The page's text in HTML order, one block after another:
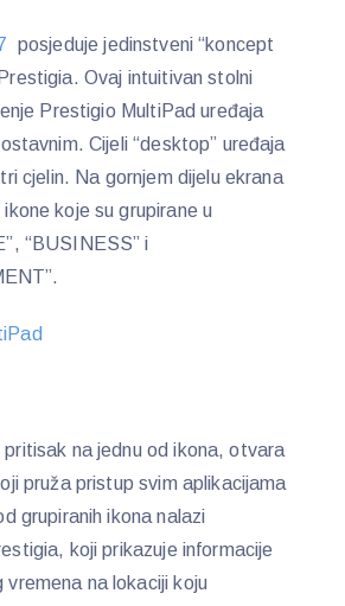
posjeduje jedinstveni “koncept
Ovaj intuitivan stolni
Prestigio MultiPad uređaja
Cijeli “desktop” uređaja
cjelin. Na gornjem dijelu ekrana
koje su grupirane u
“BUSINESS” i
na jednu od ikona, otvara
pruža pristup svim aplikacijama
grupiranih ikona nalazi
koji prikazuje informacije
na lokaciji koju